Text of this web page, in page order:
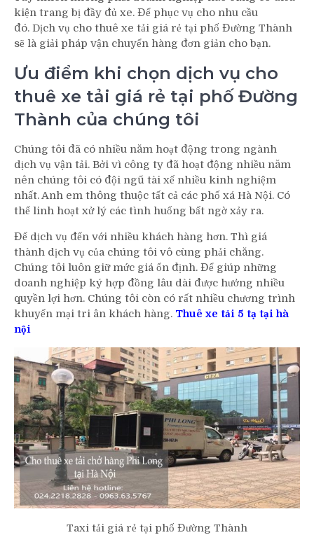
kiện trang bị đầy đủ xe. Để phục vụ cho nhu cầu
đó. Dịch vụ cho thuê xe tải giá rẻ tại phố Đường Thành
sẽ là giải pháp vận chuyển hàng đơn giản cho bạn.
Ưu điểm khi chọn dịch vụ cho
thuê xe tải giá rẻ tại phố Đường
Thành của chúng tôi
Chúng tôi đã có nhiều năm hoạt động trong ngành
dịch vụ vận tải. Bởi vì công ty đã hoạt động nhiều năm
nên chúng tôi có đội ngũ tài xế nhiều kinh nghiệm
nhất. Anh em thông thuộc tất cả các phố xá Hà Nội. Có
thể linh hoạt xử lý các tình huống bất ngờ xảy ra.
Để dịch vụ đến với nhiều khách hàng hơn. Thì giá
thành dịch vụ của chúng tôi vô cùng phải chăng.
Chúng tôi luôn giữ mức giá ổn định. Để giúp những
doanh nghiệp ký hợp đồng lâu dài được hưởng nhiều
quyền lợi hơn. Chúng tôi còn có rất nhiều chương trình
khuyến mại tri ân khách hàng. Thuê xe tải 5 tạ tại hà
nội
Taxi tải giá rẻ tại phố Đường Thành